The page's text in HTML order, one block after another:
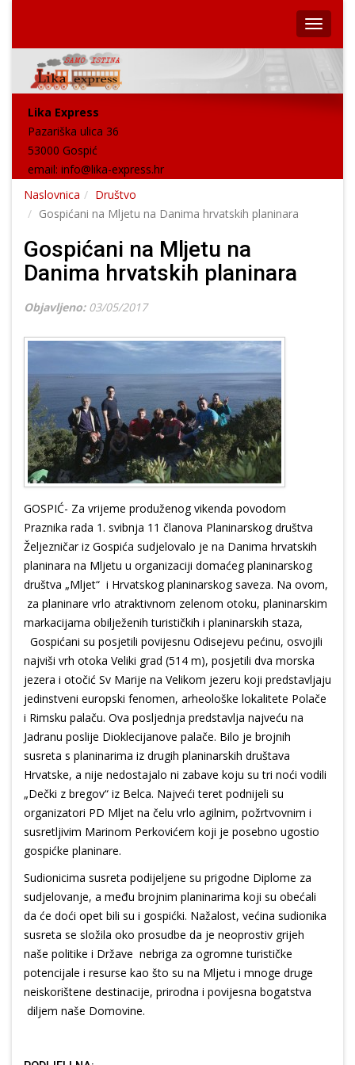
Lika Express
Pazariška ulica 36
53000 Gospić
email: info@lika-express.hr
Naslovnica
Društvo
Gospićani na Mljetu na Danima hrvatskih planinara
Gospićani na Mljetu na
Danima hrvatskih planinara
Objavljeno: 03/05/2017
GOSPIĆ- Za vrijeme produženog vikenda povodom
Praznika rada 1. svibnja 11 članova Planinarskog društva
Željezničar iz Gospića sudjelovalo je na Danima hrvatskih
planinara na Mljetu u organizaciji domaćeg planinarskog
društva „Mljet“ i Hrvatskog planinarskog saveza. Na ovom,
za planinare vrlo atraktivnom zelenom otoku, planinarskim
markacijama obilježenih turističkih i planinarskih staza,
Gospićani su posjetili povijesnu Odisejevu pećinu, osvojili
najviši vrh otoka Veliki grad (514 m), posjetili dva morska
jezera i otočić Sv Marije na Velikom jezeru koji predstavljaju
jedinstveni europski fenomen, arheološke lokalitete Polače
i Rimsku palaču. Ova posljednja predstavlja najveću na
Jadranu poslije Dioklecijanove palače. Bilo je brojnih
susreta s planinarima iz drugih planinarskih društava
Hrvatske, a nije nedostajalo ni zabave koju su tri noći vodili
„Dečki z bregov“ iz Belca. Najveći teret podnijeli su
organizatori PD Mljet na čelu vrlo agilnim, požrtvovnim i
susretljivim Marinom Perkovićem koji je posebno ugostio
gospićke planinare.
Sudionicima susreta podijeljene su prigodne Diplome za
sudjelovanje, a među brojnim planinarima koji su obećali
da će doći opet bili su i gospićki. Nažalost, većina sudionika
susreta se složila oko prosudbe da je neoprostiv grijeh
naše politike i Države nebriga za ogromne turističke
potencijale i resurse kao što su na Mljetu i mnoge druge
neiskorištene destinacije, prirodna i povijesna bogatstva
diljem naše Domovine.